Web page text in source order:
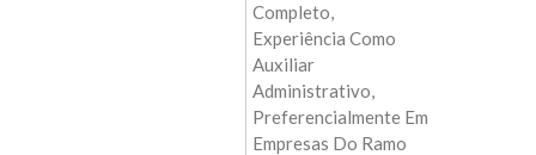
Completo,
Experiência Como
Auxiliar
Administrativo,
Preferencialmente Em
Empresas Do Ramo